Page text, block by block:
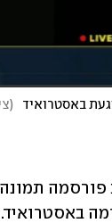
(
באסטרואיד.